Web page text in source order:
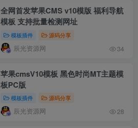
全网首发苹果CMS v10模版 福利导航
模板 支持批量检测网址
模板插件 源码分享
辰光资源网 34
苹果cmsV10模板 黑色时尚MT主题模
板PC版
模板插件 源码分享
辰光资源网 28